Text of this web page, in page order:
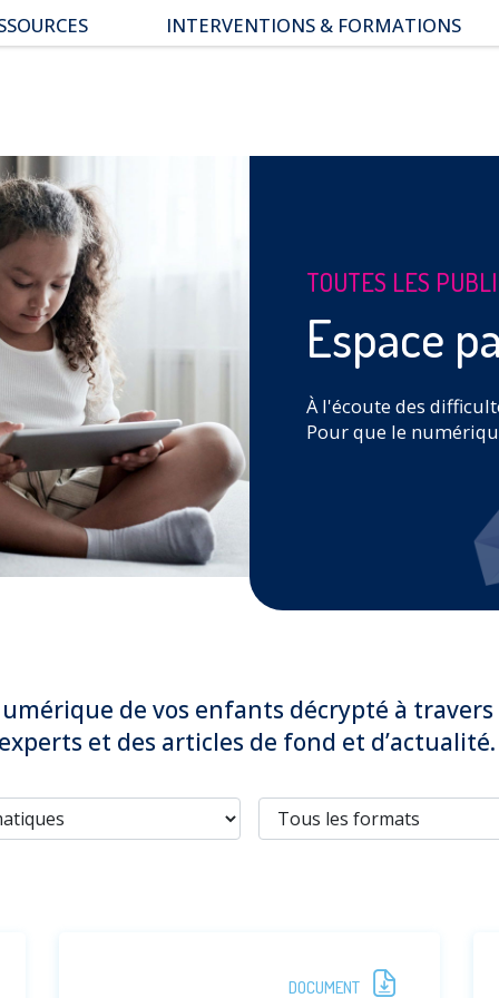
INTERVENTIONS & FORMATIONS
TOUTES LES
Espace
À l'écoute des
Pour que le
de vos enfants décrypté à
et des articles de fond et d’actualité.
DOCUMENT